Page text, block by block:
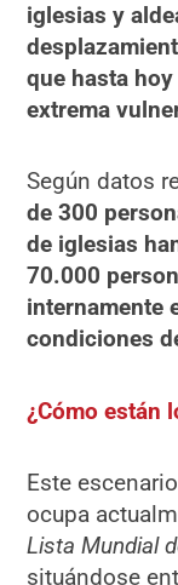
iglesias y
que hasta
extrema
Según datos
de 300
de iglesias
70.000
internamente
condiciones
¿Cómo están
Este
ocupa
Lista Mundial
situándose